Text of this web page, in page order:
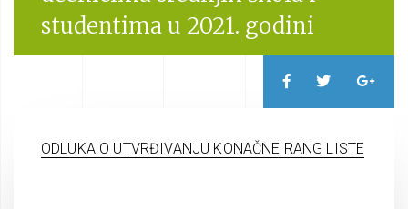
studentima u 2021. godini
ODLUKA O UTVRĐIVANJU KONAČNE RANG LISTE